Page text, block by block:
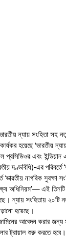
ন্যায় সংহিতা সহ
হয়েছে ‘ভারতীয়
এবং ইন্ডিয়ান
নাগরিক সুরক্ষা
অধিনিয়ম’— এই
ন্যায় সংহিতায়
হয়েছে।
ট্রায়াল শুরু করতে